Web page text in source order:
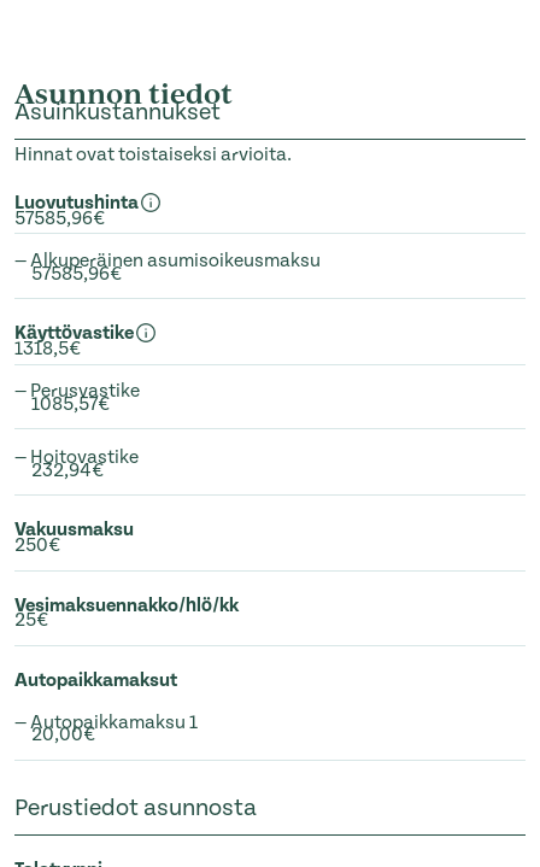
Asunnon tiedot
Asuinkustannukset
Hinnat ovat toistaiseksi arvioita.
Luovutushinta
57585,96€
— Alkuperäinen asumisoikeusmaksu
57585,96€
Käyttövastike
1318,5€
— Perusvastike
1085,57€
— Hoitovastike
232,94€
Vakuusmaksu
250€
Vesimaksuennakko/hlö/kk
25€
Autopaikkamaksut
— Autopaikkamaksu 1
20,00€
Perustiedot asunnosta